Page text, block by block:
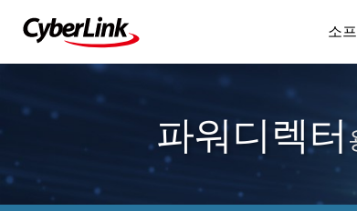
소
파워디렉터